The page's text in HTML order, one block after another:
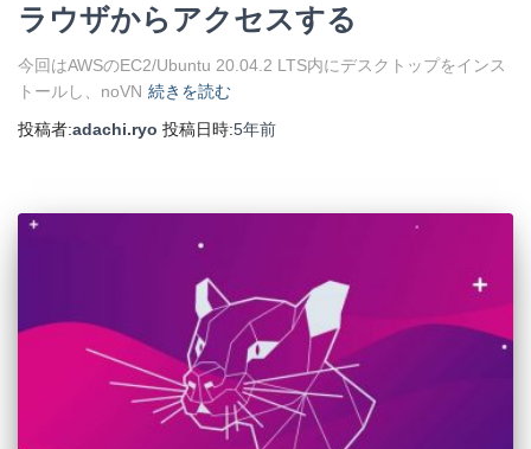
ラウザからアクセスする
今回はAWSのEC2/Ubuntu 20.04.2 LTS内にデスクトップをインス
トールし、noVN 続きを読む
投稿者:adachi.ryo 投稿日時:5年前